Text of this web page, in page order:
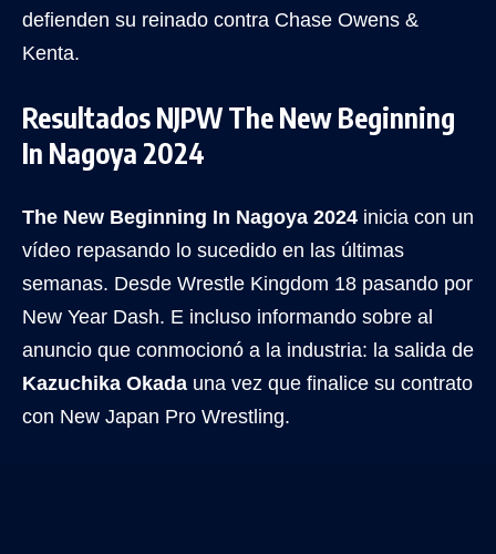
defienden su reinado contra Chase Owens &
Kenta.
Resultados NJPW The New Beginning
In Nagoya 2024
The New Beginning In Nagoya 2024 inicia con un
vídeo repasando lo sucedido en las últimas
semanas. Desde Wrestle Kingdom 18 pasando por
New Year Dash. E incluso informando sobre al
anuncio que conmocionó a la industria: la salida de
Kazuchika Okada una vez que finalice su contrato
con New Japan Pro Wrestling.